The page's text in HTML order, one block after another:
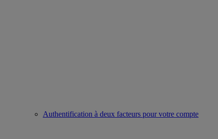
Authentification à deux facteurs pour votre compte